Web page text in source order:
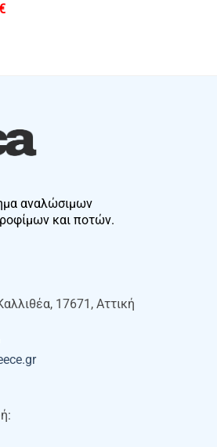
αναλώσιμων
και ποτών.
17671, Αττική